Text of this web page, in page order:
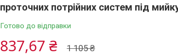
проточних потрійних систем під
Готово до відправки
1 105 ₴
837,67 ₴